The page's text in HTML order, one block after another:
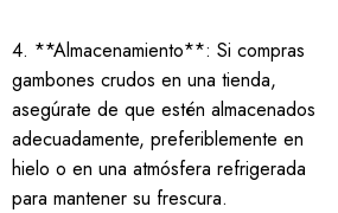
4. **Almacenamiento**: Si compras
gambones crudos en una tienda,
asegúrate de que estén almacenados
adecuadamente, preferiblemente en
hielo o en una atmósfera refrigerada
para mantener su frescura.